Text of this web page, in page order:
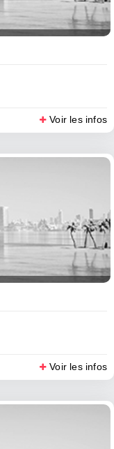
Voir les infos
Voir les infos